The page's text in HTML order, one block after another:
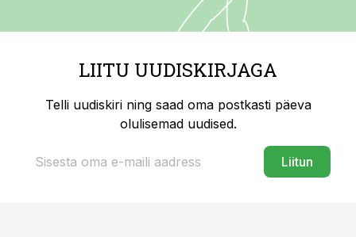
LIITU UUDISKIRJAGA
Telli uudiskiri ning saad oma postkasti päeva
olulisemad uudised.
Liitun